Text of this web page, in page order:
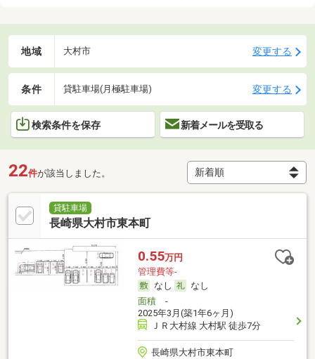
介するので、立地をチェックしてみましょう。
地域 大村市 変更する
条件 貸駐車場(月極駐車場) 変更する
検索条件を保存 新着メールを受取る
22件が該当しました。
貸駐車場
長崎県大村市東本町
0.55万円
管理費等-
なし
なし
面積-
2025年3月(築1年6ヶ月)
ＪＲ大村線 大村駅 徒歩7分
長崎県大村市東本町